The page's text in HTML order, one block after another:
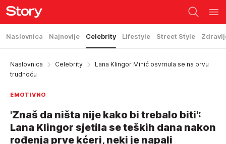
Naslovnica Najnovije Celebrity Lifestyle Street Style
Naslovnica Celebrity
Lana Klingor Mihić osvrnula se na prvu
trudnoću
EMOTIVNO
'Znaš da ništa nije kako bi trebalo biti':
Lana Klingor sjetila se teških dana nakon
rođenja prve kćeri, neki je napali